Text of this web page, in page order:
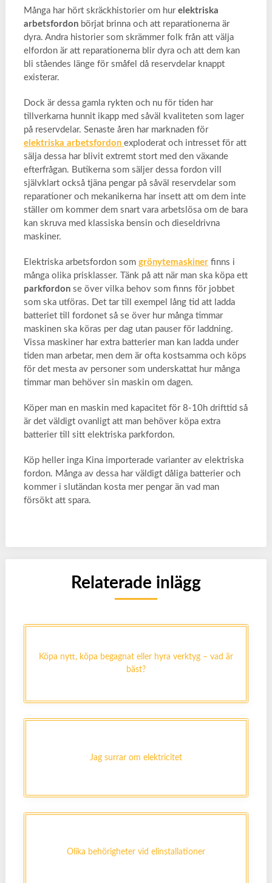
Många har hört skräckhistorier om hur elektriska
arbetsfordonbörjat brinna och att reparationerna är
dyra. Andra historier som skrämmer folk från att välja
elfordon är att reparationerna blir dyra och att dem kan
bli ståendes länge för småfel då reservdelar knappt
existerar.
Dock är dessa gamla rykten och nu för tiden har
tillverkarna hunnit ikapp med såväl kvaliteten som lager
på reservdelar. Senaste åren har marknaden för
elektriska arbetsfordon exploderat och intresset för att
sälja dessa har blivit extremt stort med den växande
efterfrågan. Butikerna som säljer dessa fordon vill
självklart också tjäna pengar på såväl reservdelar som
reparationer och mekanikerna har insett att om dem inte
ställer om kommer dem snart vara arbetslösa om de bara
kan skruva med klassiska bensin och dieseldrivna
maskiner.
Elektriska arbetsfordon som grönytemaskiner finns i
många olika prisklasser. Tänk på att när man ska köpa ett
parkfordonse över vilka behov som finns för jobbet
som ska utföras. Det tar till exempel lång tid att ladda
batteriet till fordonet så se över hur många timmar
maskinen ska köras per dag utan pauser för laddning.
Vissa maskiner har extra batterier man kan ladda under
tiden man arbetar, men dem är ofta kostsamma och köps
för det mesta av personer som underskattat hur många
timmar man behöver sin maskin om dagen.
Köper man en maskin med kapacitet för 8-10h drifttid så
är det väldigt ovanligt att man behöver köpa extra
batterier till sitt elektriska parkfordon.
Köp heller inga Kina importerade varianter av elektriska
fordon. Många av dessa har väldigt dåliga batterier och
kommer i slutändan kosta mer pengar än vad man
försökt att spara.
Relaterade inlägg
Köpa nytt, köpa begagnat eller hyra verktyg – vad är
bäst?
Jag surrar om elektricitet
Olika behörigheter vid elinstallationer